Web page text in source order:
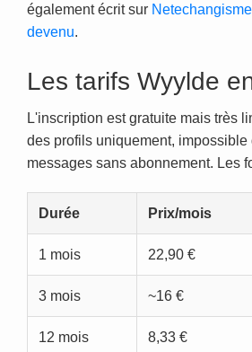
également écrit sur
devenu.
Les tarifs Wyylde
L'inscription est gratuite mais très
des profils uniquement, impossible
messages sans abonnement. Les
Durée Prix/mois
1 mois 22,90 €
3 mois ~16 €
12 mois 8,33 €